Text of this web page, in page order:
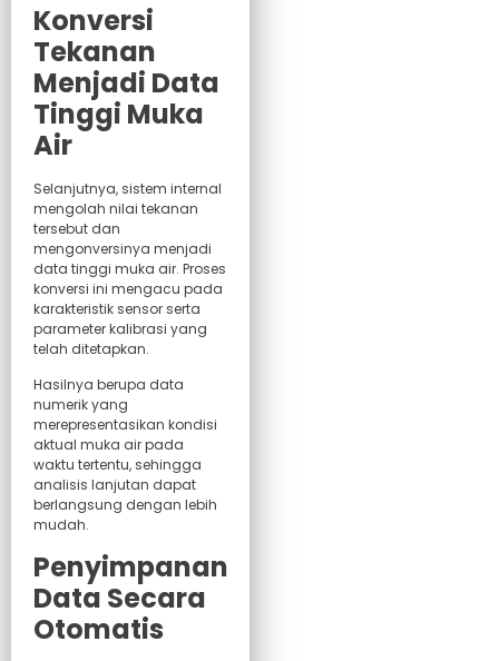
Konversi
Tekanan
Menjadi Data
Tinggi Muka
Air
Selanjutnya, sistem internal
mengolah nilai tekanan
tersebut dan
mengonversinya menjadi
data tinggi muka air. Proses
konversi ini mengacu pada
karakteristik sensor serta
parameter kalibrasi yang
telah ditetapkan.
Hasilnya berupa data
numerik yang
merepresentasikan kondisi
aktual muka air pada
waktu tertentu, sehingga
analisis lanjutan dapat
berlangsung dengan lebih
mudah.
Penyimpanan
Data Secara
Otomatis